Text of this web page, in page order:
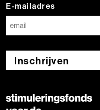
E-mailadres
Inschrijven